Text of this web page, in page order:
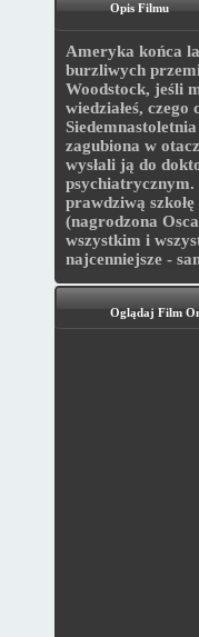
Opis Filmu
Ameryka końca
burzliwych
Woodstock, jeśli
wiedziałeś, czego
zagubiona w
wysłali ją do
psychiatrycznym.
prawdziwą
(nagrodzona
wszystkim i
najcenniejsze -
Oglądaj Film